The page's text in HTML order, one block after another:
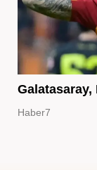
Galatasaray,
Haber7